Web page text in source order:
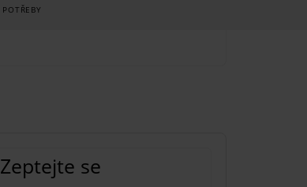
POTŘEBY
Zeptejte se